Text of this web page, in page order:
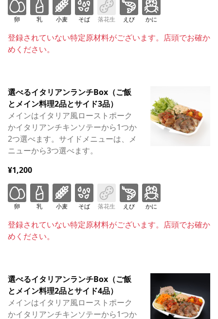
卵 乳 小麦 そば 落花生 えび かに
登録されていない特定原材料がございます。店頭でお確か
めください。
選べるイタリアンランチBox（ご飯
とメイン料理2品とサイド3品）
メインはイタリア風ローストポーク
かイタリアンチキンソテーから1つか
2つ選べます。サイドメニューは、メ
ニューから3つ選べます。
¥1,200
卵 乳 小麦 そば 落花生 えび かに
登録されていない特定原材料がございます。店頭でお確か
めください。
選べるイタリアンランチBox（ご飯
とメイン料理2品とサイド4品）
メインはイタリア風ローストポーク
かイタリアンチキンソテーから1つか